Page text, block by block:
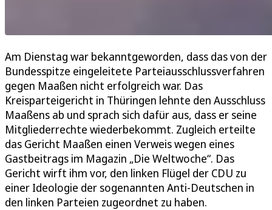
Am Dienstag war bekanntgeworden, dass das von der
Bundesspitze eingeleitete Parteiausschlussverfahren
gegen Maaßen nicht erfolgreich war. Das
Kreisparteigericht in Thüringen lehnte den Ausschluss
Maaßens ab und sprach sich dafür aus, dass er seine
Mitgliederrechte wiederbekommt. Zugleich erteilte
das Gericht Maaßen einen Verweis wegen eines
Gastbeitrags im Magazin „Die Weltwoche“. Das
Gericht wirft ihm vor, den linken Flügel der CDU zu
einer Ideologie der sogenannten Anti-Deutschen in
den linken Parteien zugeordnet zu haben.